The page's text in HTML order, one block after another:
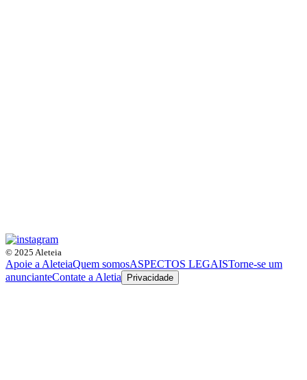
© 2025 Aleteia
Apoie a AleteiaQuem somosASPECTOS LEGAISTorne-se um
anuncianteContate a Aletia Privacidade